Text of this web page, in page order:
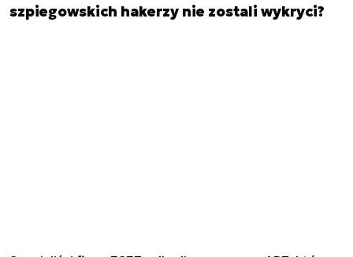
szpiegowskich hakerzy nie zostali wykryci?